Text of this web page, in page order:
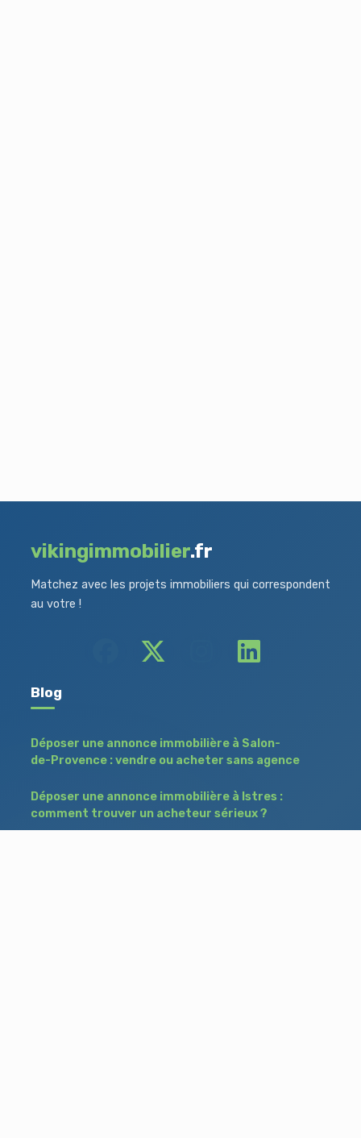
vikingimmobilier.fr
Matchez avec les projets immobiliers qui correspondent
au votre !
Blog
Déposer une annonce immobilière à Salon-
de-Provence : vendre ou acheter sans agence
Déposer une annonce immobilière à Istres :
comment trouver un acheteur sérieux ?